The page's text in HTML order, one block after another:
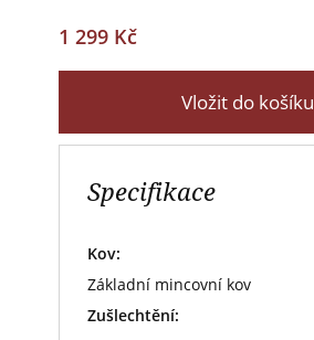
1 299 Kč
Vložit do košíku
Specifikace
Kov:
Základní mincovní kov
Zušlechtění: